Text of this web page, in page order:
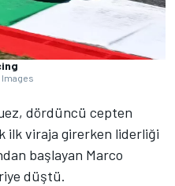
Images
dördüncü cepten
ilk viraja girerken liderliği
başlayan Marco
düştü.